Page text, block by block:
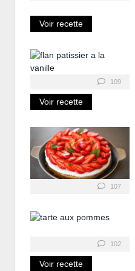
Voir recette
109
Voir recette
107
102
Voir recette